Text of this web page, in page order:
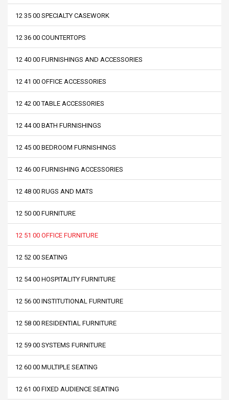
12 35 00 SPECIALTY CASEWORK
12 36 00 COUNTERTOPS
12 40 00 FURNISHINGS AND ACCESSORIES
12 41 00 OFFICE ACCESSORIES
12 42 00 TABLE ACCESSORIES
12 44 00 BATH FURNISHINGS
12 45 00 BEDROOM FURNISHINGS
12 46 00 FURNISHING ACCESSORIES
12 48 00 RUGS AND MATS
12 50 00 FURNITURE
12 51 00 OFFICE FURNITURE
12 52 00 SEATING
12 54 00 HOSPITALITY FURNITURE
12 56 00 INSTITUTIONAL FURNITURE
12 58 00 RESIDENTIAL FURNITURE
12 59 00 SYSTEMS FURNITURE
12 60 00 MULTIPLE SEATING
12 61 00 FIXED AUDIENCE SEATING